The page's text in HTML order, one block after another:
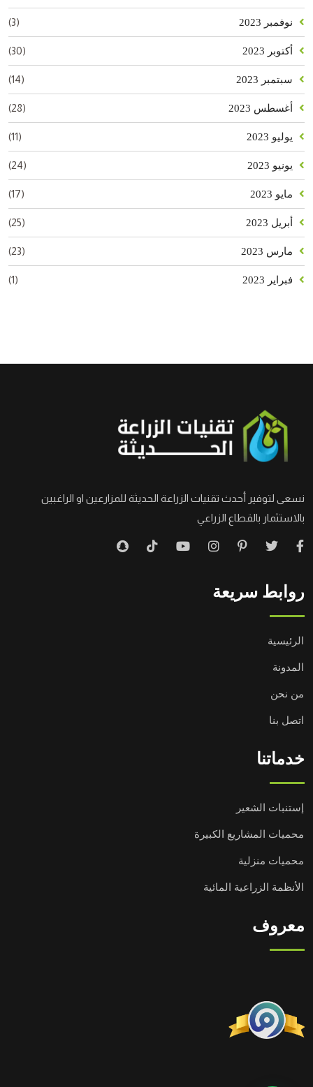
نوفمبر 2023 (3)
أكتوبر 2023 (30)
سبتمبر 2023 (14)
أغسطس 2023 (28)
يوليو 2023 (11)
يونيو 2023 (24)
مايو 2023 (17)
أبريل 2023 (25)
مارس 2023 (23)
فبراير 2023 (1)
نسعى لتوفير أحدث تقنيات الزراعة الحديثة للمزارعين او الراغبين
بالاستثمار بالقطاع الزراعي
روابط سريعة
الرئيسية
المدونة
من نحن
اتصل بنا
خدماتنا
إستنبات الشعير
محميات المشاريع الكبيرة
محميات منزلية
الأنظمة الزراعية المائية
معروف